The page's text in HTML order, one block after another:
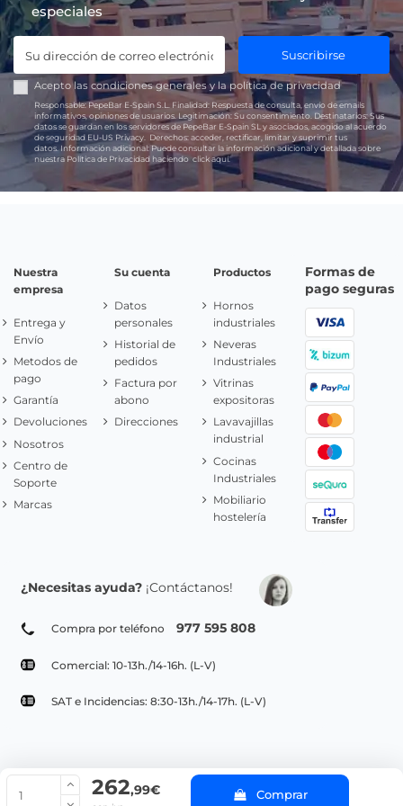
262,99€ Comprar
especiales
Suscribirse
Acepto las condiciones generales y lapolítica de privacidad
Responsable:PepeBar E-Spain S.L. Finalidad: Respuesta de consulta, envío de emails
informativos, opiniones de usuarios. Legitimación: Su consentimiento. Destinatarios:Sus
datos se guardan en los servidores de PepeBar E-Spain SL y asociados, acogido al acuerdo
de seguridad EU-US Privacy.
Derechos: acceder, rectificar, limitar y suprimir tus
datos.Información adicional:Puede consultar la información adicional y detallada sobre
nuestra Política de Privacidad haciendoclick aquí.
Nuestra
empresa
Entrega y
Envío
Metodos de
pago
Garantía
Devoluciones
Nosotros
Centro de
Soporte
Marcas
Su cuenta
Datos
personales
Historial de
pedidos
Factura por
abono
Direcciones
Productos
Hornos
industriales
Neveras
Industriales
Vitrinas
expositoras
Lavavajillas
industrial
Cocinas
Industriales
Mobiliario
hostelería
Formas de
pago seguras
¿Necesitas ayuda? ¡Contáctanos!
Compra por teléfono 977 595 808
Comercial: 10-13h./14-16h. (L-V)
SAT e Incidencias: 8:30-13h./14-17h. (L-V)
© Copyright 2022 PepeBar.com |
Aviso legal y
Condiciones generales de compra |